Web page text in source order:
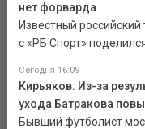
нет форварда
Известный
с «РБ Спорт» поделился
Сегодня 16:09
Кирьяков: Из-за
ухода Батракова
Бывший футболист